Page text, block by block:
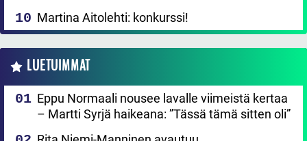
Martina Aitolehti: konkurssi!
LUETUIMMAT
Eppu Normaali nousee lavalle viimeistä kertaa
– Martti Syrjä haikeana: ”Tässä tämä sitten oli”